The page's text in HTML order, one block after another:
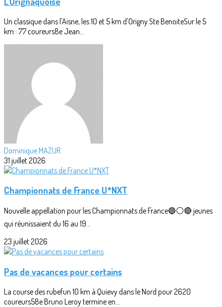
Un classique dans l'Aisne, les 10 et 5 km d'Origny Ste BenoiteSur le 5
km : 77 coureurs8e Jean...
Dominique MAZUR
31 juillet 2026
Championnats de France U*NXT
Nouvelle appellation pour les Championnats de France🔵⚪🔴 jeunes
qui réunissaient du 16 au 19...
23 juillet 2026
Pas de vacances pour certains
La course des rubefun 10 km à Quievy dans le Nord pour 2620
coureurs58e Bruno Leroy termine en...